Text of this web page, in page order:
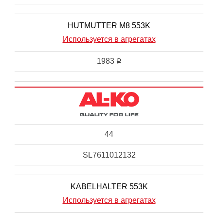
HUTMUTTER M8 553K
Используется в агрегатах
1983 i
44
SL7611012132
KABELHALTER 553K
Используется в агрегатах